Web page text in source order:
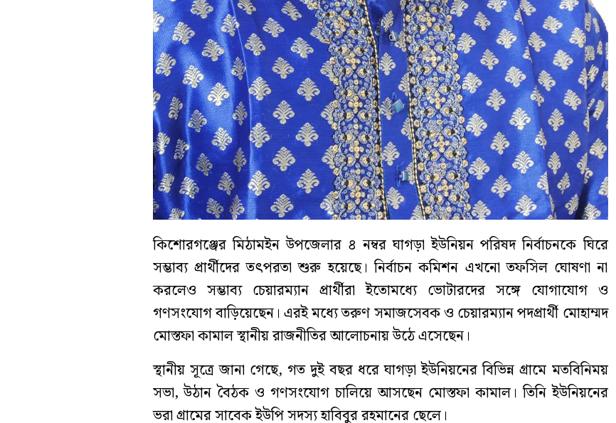
কিশোরগঞ্জের মিঠামইন উপজেলার ৪ নম্বর ঘাগড়া ইউনিয়ন পরিষদ নির্বাচনকে ঘিরে
সম্ভাব্য প্রার্থীদের তৎপরতা শুরু হয়েছে। নির্বাচন কমিশন এখনো তফসিল ঘোষণা না
করলেও সম্ভাব্য চেয়ারম্যান প্রার্থীরা ইতোমধ্যে ভোটারদের সঙ্গে যোগাযোগ ও
গণসংযোগ বাড়িয়েছেন। এরই মধ্যে তরুণ সমাজসেবক ও চেয়ারম্যান পদপ্রার্থী মোহাম্মদ
মোস্তফা কামাল স্থানীয় রাজনীতির আলোচনায় উঠে এসেছেন।
স্থানীয় সূত্রে জানা গেছে, গত দুই বছর ধরে ঘাগড়া ইউনিয়নের বিভিন্ন গ্রামে মতবিনিময়
সভা, উঠান বৈঠক ও গণসংযোগ চালিয়ে আসছেন মোস্তফা কামাল। তিনি ইউনিয়নের
ভরা গ্রামের সাবেক ইউপি সদস্য হাবিবুর রহমানের ছেলে।